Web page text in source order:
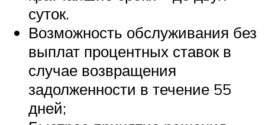
суток.
Возможность обслуживания без
выплат процентных ставок в
случае возвращения
задолженности в течение 55
дней;